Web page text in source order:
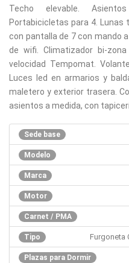
Techo elevable.
Portabicicletas para 4. Lunas
con pantalla de 7 con mando
de wifi. Climatizador bi-
velocidad Tempomat.
Luces led en armarios y
maletero y exterior trasera.
asientos a medida, con
Sede base
Modelo
Marca
Motor
Carnet / PMA
Tipo Furgoneta
Plazas para Dormir